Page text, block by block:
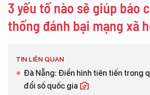
3 yếu tố nào sẽ giúp báo
thống đánh bại mạng xã
TIN LIÊN QUAN
Đà Nẵng: Điển hình tiên tiến trong
đổi số quốc gia